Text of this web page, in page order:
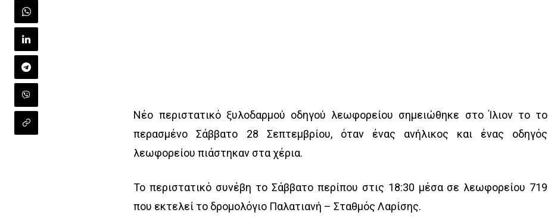
Νέο περιστατικό ξυλοδαρμού οδηγού λεωφορείου σημειώθηκε στο Ίλιον το το
περασμένο Σάββατο 28 Σεπτεμβρίου, όταν ένας ανήλικος και ένας οδηγός
λεωφορείου πιάστηκαν στα χέρια.
Το περιστατικό συνέβη το Σάββατο περίπου στις 18:30 μέσα σε λεωφορείου 719
που εκτελεί το δρομολόγιο Παλατιανή – Σταθμός Λαρίσης.